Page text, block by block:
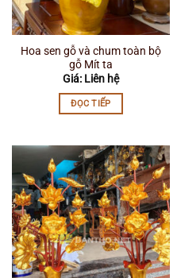
Hoa sen gỗ và chum toàn bộ
gỗ Mít ta
Giá: Liên hệ
ĐỌC TIẾP